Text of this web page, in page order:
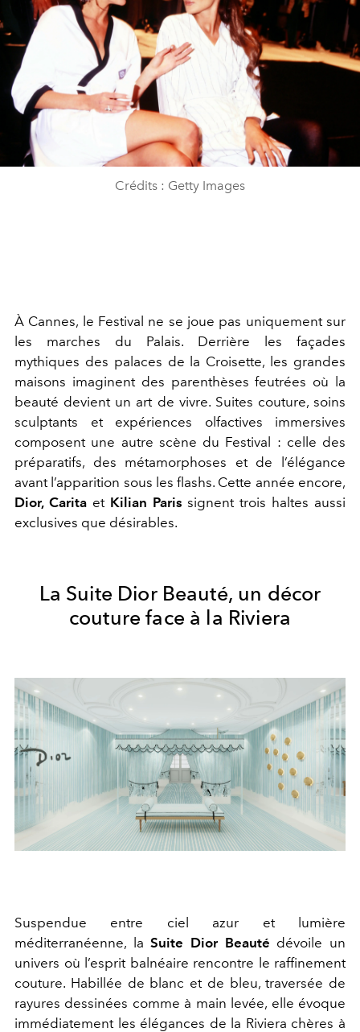
Crédits : Getty Images
À Cannes, le Festival ne se joue pas uniquement sur
les marches du Palais. Derrière les façades
mythiques des palaces de la Croisette, les grandes
maisons imaginent des parenthèses feutrées où la
beauté devient un art de vivre. Suites couture, soins
sculptants et expériences olfactives immersives
composent une autre scène du Festival : celle des
préparatifs, des métamorphoses et de l’élégance
avant l’apparition sous les flashs. Cette année encore,
Dior, Carita et Kilian Paris signent trois haltes aussi
exclusives que désirables.
La Suite Dior Beauté, un décor
couture face à la Riviera
Suspendue entre ciel azur et lumière
méditerranéenne, laSuite Dior Beauté dévoile un
univers où l’esprit balnéaire rencontre le raffinement
couture. Habillée de blanc et de bleu, traversée de
rayures dessinées comme à main levée, elle évoque
immédiatement les élégances de la Riviera chères à